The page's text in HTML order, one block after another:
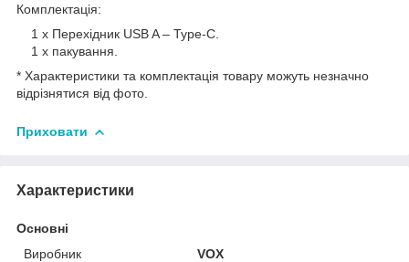
Комплектація:
1 х Перехідник USB A – Type-C.
1 х пакування.
* Характеристики та комплектація товару можуть незначно
відрізнятися від фото.
Приховати
Характеристики
Основні
Виробник
VOX